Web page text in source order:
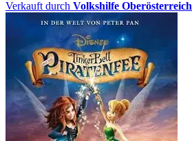
Verkauft durch Volkshilfe Oberösterreich